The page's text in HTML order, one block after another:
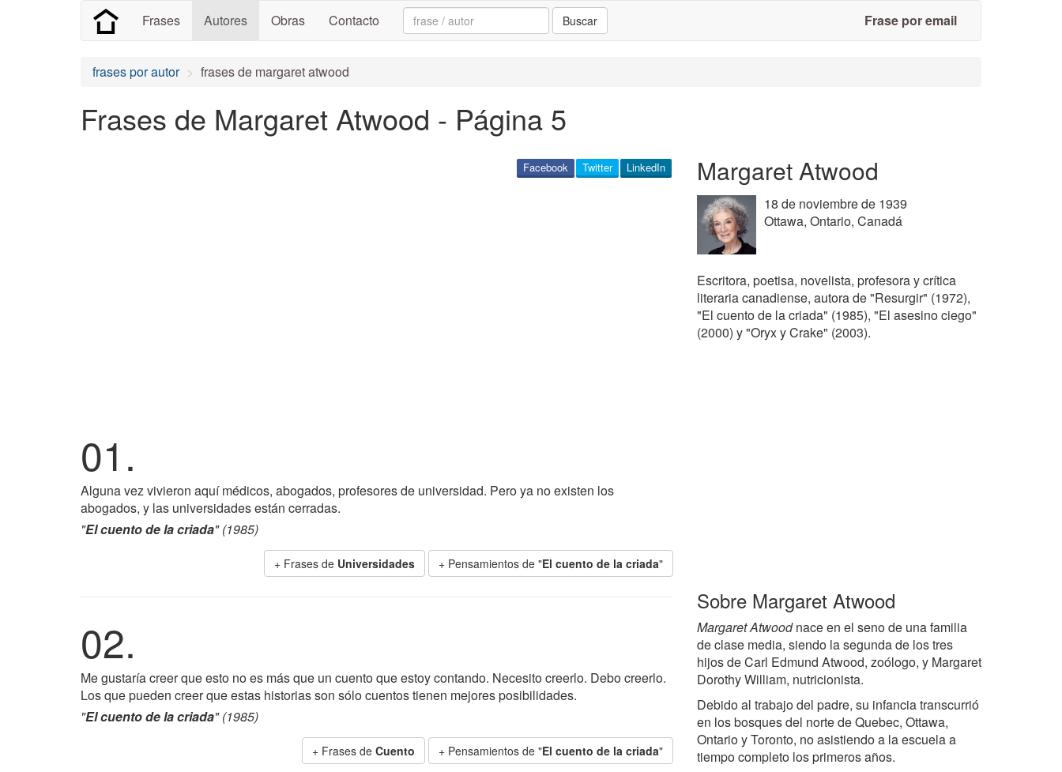
Frases Autores Obras Contacto Search: Buscar Frase por email
frases por autor frases de margaret atwood
Frases de Margaret Atwood - Página 5
LinkedIn
Twitter
Facebook
01.
Alguna vez vivieron aquí médicos, abogados, profesores de universidad. Pero ya no existen los
abogados, y las universidades están cerradas.
"El cuento de la criada" (1985)
+ Frases de Universidades + Pensamientos de "El cuento de la criada"
02.
Me gustaría creer que esto no es más que un cuento que estoy contando. Necesito creerlo. Debo creerlo.
Los que pueden creer que estas historias son sólo cuentos tienen mejores posibilidades.
"El cuento de la criada" (1985)
+ Frases de Cuento + Pensamientos de "El cuento de la criada"
Margaret Atwood
18 de noviembre de 1939
Ottawa, Ontario, Canadá
Escritora, poetisa, novelista, profesora y crítica
literaria canadiense, autora de "Resurgir" (1972),
"El cuento de la criada" (1985), "El asesino ciego"
(2000) y "Oryx y Crake" (2003).
Sobre Margaret Atwood
Margaret Atwoodnace en el seno de una familia
de clase media, siendo la segunda de los tres
hijos de Carl Edmund Atwood, zoólogo, y Margaret
Dorothy William, nutricionista.
Debido al trabajo del padre, su infancia transcurrió
en los bosques del norte de Quebec, Ottawa,
Ontario y Toronto, no asistiendo a la escuela a
tiempo completo los primeros años.